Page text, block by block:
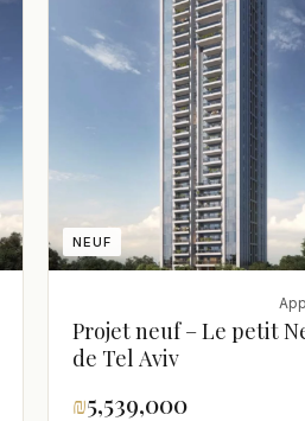
NEUF
Projet neuf – Le petit
de Tel Aviv
₪5,539,000